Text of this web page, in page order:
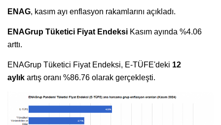
ENAG, kasım ayı enflasyon rakamlarını açıkladı.
ENAGrup Tüketici Fiyat Endeksi Kasım ayında %4.06
arttı.
ENAGrup Tüketici Fiyat Endeksi, E-TÜFE'deki 12
aylık artış oranı %86.76 olarak gerçekleşti.